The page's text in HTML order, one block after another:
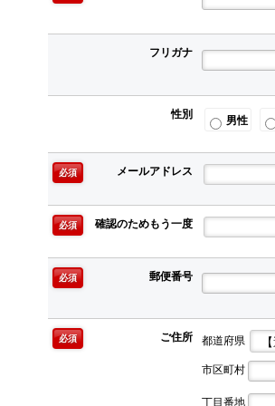
フリガナ
性別 男性
必須 メールアドレス
必須 確認のためもう一度
必須 郵便番号
必須 ご住所 都道府県
市区町村
丁目番地